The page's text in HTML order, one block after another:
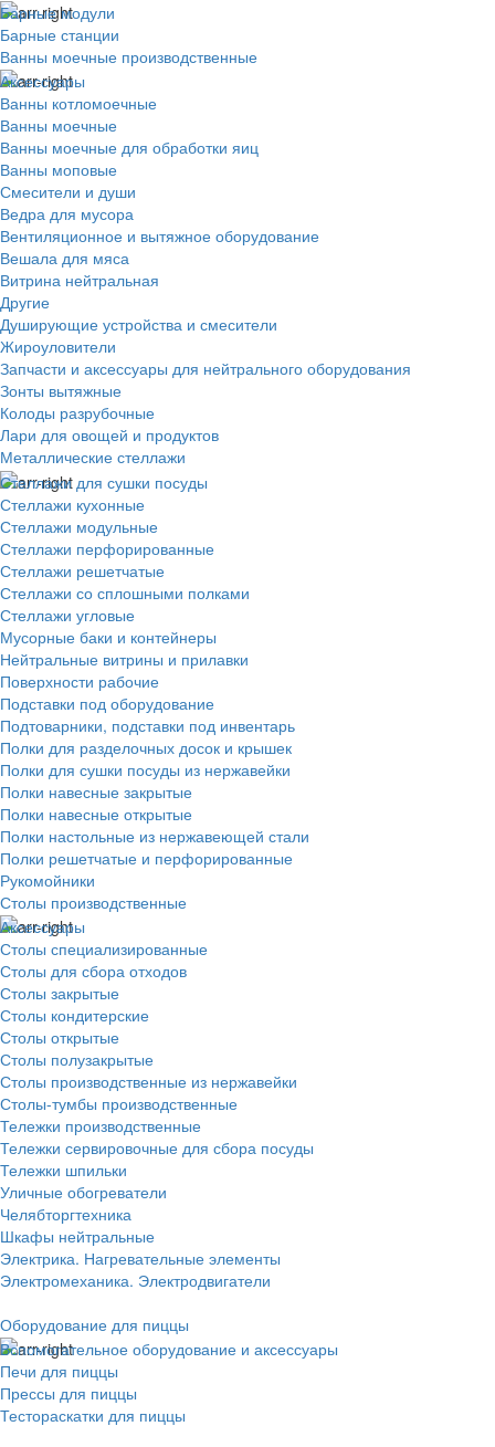
Барные модули
Барные станции
Ванны моечные производственные
Аксессуары
Ванны котломоечные
Ванны моечные
Ванны моечные для обработки яиц
Ванны моповые
Смесители и души
Ведра для мусора
Вентиляционное и вытяжное оборудование
Вешала для мяса
Витрина нейтральная
Другие
Душирующие устройства и смесители
Жироуловители
Запчасти и аксессуары для нейтрального оборудования
Зонты вытяжные
Колоды разрубочные
Лари для овощей и продуктов
Металлические стеллажи
Стеллажи для сушки посуды
Стеллажи кухонные
Стеллажи модульные
Стеллажи перфорированные
Стеллажи решетчатые
Стеллажи со сплошными полками
Стеллажи угловые
Мусорные баки и контейнеры
Нейтральные витрины и прилавки
Поверхности рабочие
Подставки под оборудование
Подтоварники, подставки под инвентарь
Полки для разделочных досок и крышек
Полки для сушки посуды из нержавейки
Полки навесные закрытые
Полки навесные открытые
Полки настольные из нержавеющей стали
Полки решетчатые и перфорированные
Рукомойники
Столы производственные
Аксессуары
Столы специализированные
Столы для сбора отходов
Столы закрытые
Столы кондитерские
Столы открытые
Столы полузакрытые
Столы производственные из нержавейки
Столы-тумбы производственные
Тележки производственные
Тележки сервировочные для сбора посуды
Тележки шпильки
Уличные обогреватели
Челябторгтехника
Шкафы нейтральные
Электрика. Нагревательные элементы
Электромеханика. Электродвигатели
Оборудование для пиццы
Вспомогательное оборудование и аксессуары
Печи для пиццы
Прессы для пиццы
Тестораскатки для пиццы